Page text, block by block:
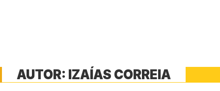
AUTOR: IZAÍAS CORREIA